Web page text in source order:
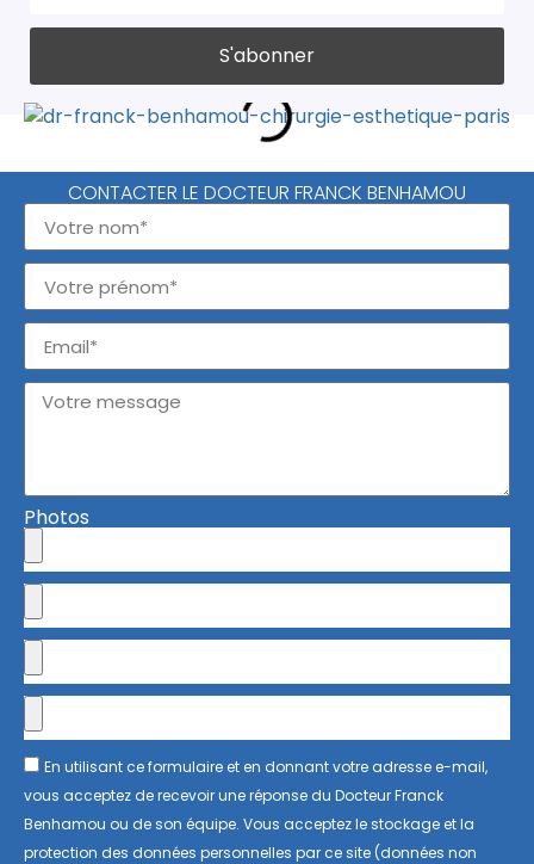
CONTACTER LE DOCTEUR FRANCK BENHAMOU
Photos
En utilisant ce formulaire et en donnant votre adresse e-mail,
vous acceptez de recevoir une réponse du Docteur Franck
Benhamou ou de son équipe. Vous acceptez le stockage et la
protection des données personnelles par ce site (données non